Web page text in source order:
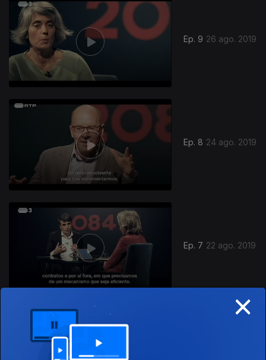
Ep. 9 26 ago. 2019
Ep. 8 24 ago. 2019
Ep. 7 22 ago. 2019
×